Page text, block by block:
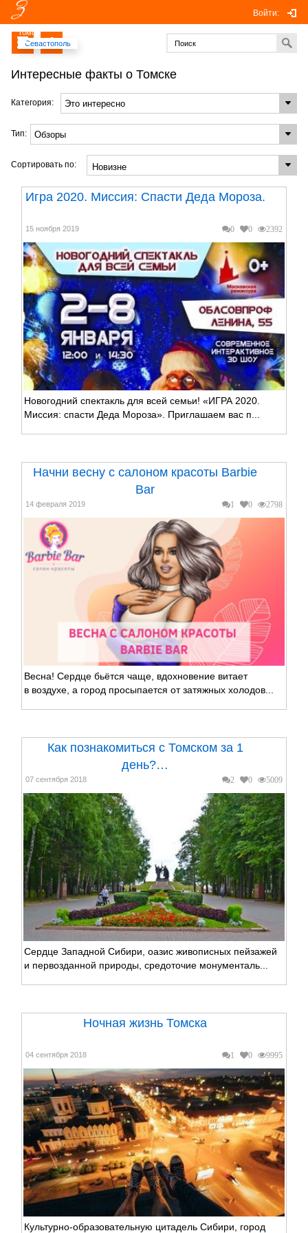
Томск
Севастополь
Интересные факты о Томске
Войти:
Категория:
Тип:
Сортировать по:
Игра 2020. Миссия: Спасти Деда Мороза.
0 0 2392
15 ноября 2019
Новогодний спектакль для всей семьи! «ИГРА 2020.
Миссия: спасти Деда Мороза». Приглашаем вас п...
Начни весну с салоном красоты Barbie
Bar
1 0 2798
14 февраля 2019
Весна! Сердце бьётся чаще, вдохновение витает
в воздухе, а город просыпается от затяжных холодов...
Как познакомиться с Томском за 1
день?…
2 0 5009
07 сентября 2018
Сердце Западной Сибири, оазис живописных пейзажей
и первозданной природы, средоточие монументаль...
Ночная жизнь Томска
1 0 9995
04 сентября 2018
Культурно-образовательную цитадель Сибири, город